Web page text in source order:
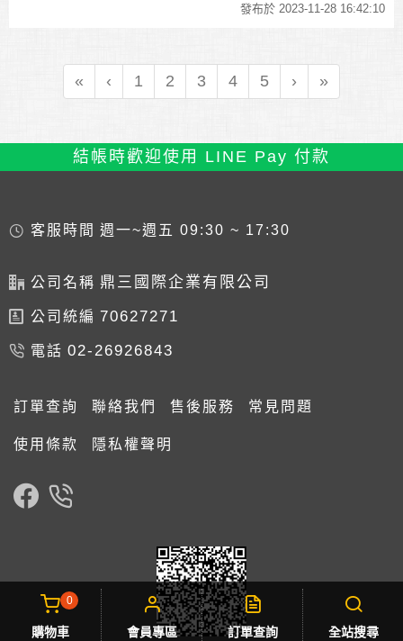
發布於 2023-11-28 16:42:10
« ‹ 1 2 3 4 5 › »
結帳時歡迎使用 LINE Pay 付款
客服時間 週一~週五 09:30 ~ 17:30
公司名稱 鼎三國際企業有限公司
公司統編 70627271
電話 02-26926843
訂單查詢 聯絡我們 售後服務 常見問題
使用條款 隱私權聲明
0
購物車 會員專區 訂單查詢 全站搜尋